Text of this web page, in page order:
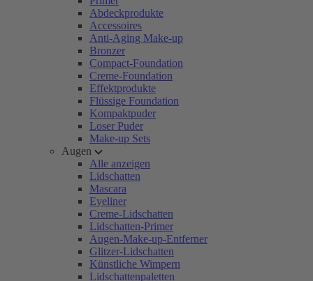
Abdeckprodukte
Accessoires
Anti-Aging Make-up
Bronzer
Compact-Foundation
Creme-Foundation
Effektprodukte
Flüssige Foundation
Kompaktpuder
Loser Puder
Make-up Sets
Augen
Alle anzeigen
Lidschatten
Mascara
Eyeliner
Creme-Lidschatten
Lidschatten-Primer
Augen-Make-up-Entferner
Glitzer-Lidschatten
Künstliche Wimpern
Lidschattenpaletten